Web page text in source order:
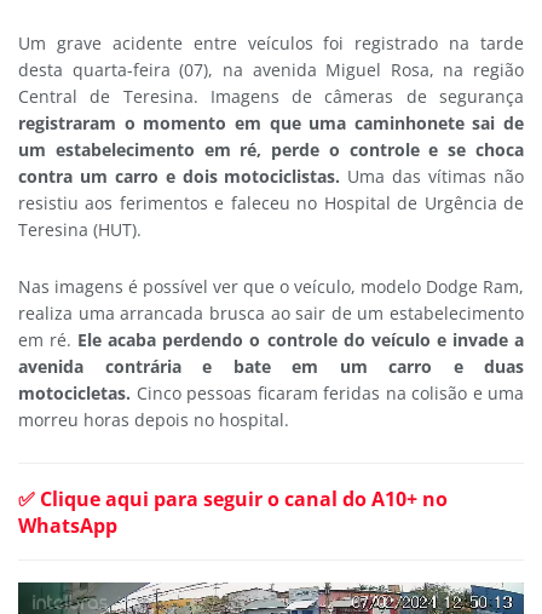
Um grave acidente entre veículos foi registrado na tarde
desta quarta-feira (07), na avenida Miguel Rosa, na região
Central de Teresina. Imagens de câmeras de segurança
registraram o momento em que uma caminhonete sai de
um estabelecimento em ré, perde o controle e se choca
contra um carro e dois motociclistas. Uma das vítimas não
resistiu aos ferimentos e faleceu no Hospital de Urgência de
Teresina (HUT).
Nas imagens é possível ver que o veículo, modelo Dodge Ram,
realiza uma arrancada brusca ao sair de um estabelecimento
em ré. Ele acaba perdendo o controle do veículo e invade a
avenida contrária e bate em um carro e duas
motocicletas. Cinco pessoas ficaram feridas na colisão e uma
morreu horas depois no hospital.
✅ Clique aqui para seguir o canal do A10+ no
WhatsApp